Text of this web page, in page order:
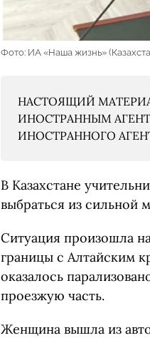
Фото: ИА «Наша жизнь»
НАСТОЯЩИЙ
ИНОСТРАННЫМ
ИНОСТРАННОГО
В Казахстане
выбраться из сильной
Ситуация произошла
границы с Алтайским
оказалось
проезжую часть.
Женщина вышла из